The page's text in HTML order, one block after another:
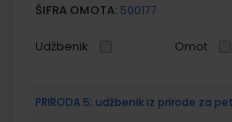
ŠIFRA OMOTA: 500177
Udžbenik Omot
PRIRODA 5; udžbenik iz prirode za